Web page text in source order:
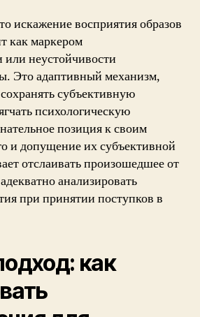
искажение восприятия образов
как маркером
или неустойчивости
Это адаптивный механизм,
субъективную
психологическую
позиция к своим
и допущение их субъективной
отслаивать произошедшее от
анализировать
при принятии поступков в
как